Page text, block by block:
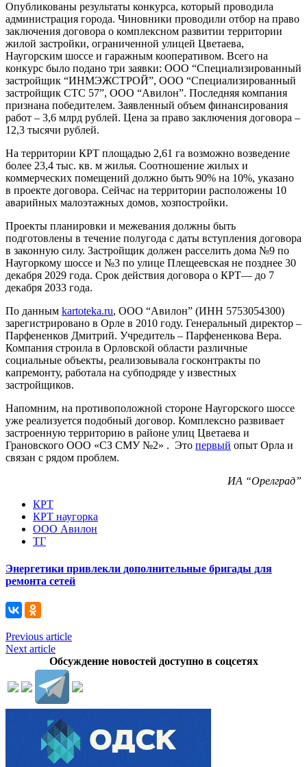
Опубликованы результаты конкурса, который проводила
администрация города. Чиновники проводили отбор на право
заключения договора о комплексном развитии территории
жилой застройки, ограниченной улицей Цветаева,
Наугорским шоссе и гаражным кооперативом. Всего на
конкурс было подано три заявки: ООО “Специализированный
застройщик “ИНМЭЖСТРОЙ”, ООО “Специализированный
застройщик СТС 57”, ООО “Авилон”. Последняя компания
признана победителем. Заявленный объем финансирования
работ – 3,6 млрд рублей. Цена за право заключения договора –
12,3 тысячи рублей.
На территории КРТ площадью 2,61 га возможно возведение
более 23,4 тыс. кв. м жилья. Соотношение жилых и
коммерческих помещений должно быть 90% на 10%, указано
в проекте договора. Сейчас на территории расположены 10
аварийных малоэтажных домов, хозпостройки.
Проекты планировки и межевания должны быть
подготовлены в течение полугода с даты вступления договора
в законную силу. Застройщик должен расселить дома №9 по
Наугоркому шоссе и №3 по улице Плещеевская не позднее 30
декабря 2029 года. Срок действия договора о КРТ— до 7
декабря 2033 года.
По данным kartoteka.ru, ООО “Авилон” (ИНН 5753054300)
зарегистрировано в Орле в 2010 году. Генеральный директор –
Парфененков Дмитрий. Учредитель – Парфененкова Вера.
Компания строила в Орловской области различные
социальные объекты, реализовывала госконтракты по
капремонту, работала на субподряде у известных
застройщиков.
Напомним, на противоположной стороне Наугорского шоссе
уже реализуется подобный договор. Комплексно развивает
застроенную территорию в районе улиц Цветаева и
Грановского ООО «СЗ СМУ №2» . Это первый опыт Орла и
связан с рядом проблем.
ИА “Орелград”
КРТ
КРТ наугорка
ООО Авилон
ТГ
Энергетики привлекли дополнительные бригады для
ремонта сетей
Previous article
Next article
Обсуждение новостей доступно в соцсетях